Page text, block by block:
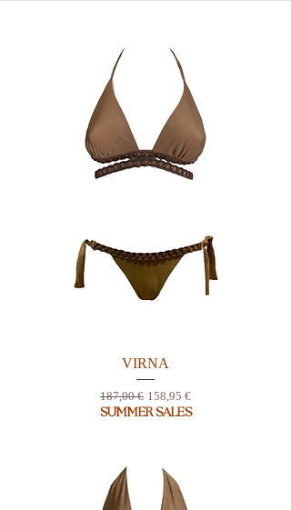
VIRNA
Prix original
187,00 € Prix promotionnel
158,95 €
SUMMER SALES